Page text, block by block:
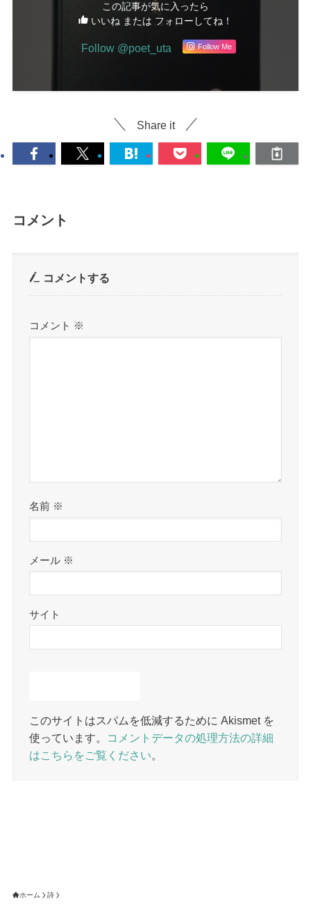
この記事が気に入ったら
いいね または フォローしてね！
Follow @poet_uta Follow Me
Share it
コメント
コメントする
コメント ※
名前 ※
メール ※
サイト
このサイトはスパムを低減するために Akismet を
使っています。
コメントデータの処理方法の詳細
はこちらをご覧ください。
ホーム 詩